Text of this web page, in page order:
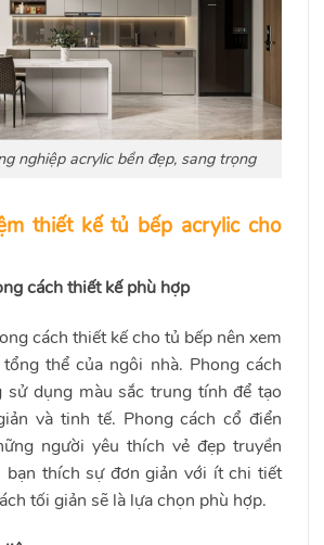
nghiệp acrylic bền đẹp, sang trọng
thiết kế tủ bếp acrylic cho
cách thiết kế phù hợp
cách thiết kế cho tủ bếp nên xem
thể của ngôi nhà. Phong cách
sử dụng màu sắc trung tính để tạo
và tinh tế. Phong cách cổ điển
người yêu thích vẻ đẹp truyền
bạn thích sự đơn giản với ít chi tiết
tối giản sẽ là lựa chọn phù hợp.